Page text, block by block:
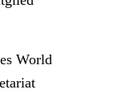
World